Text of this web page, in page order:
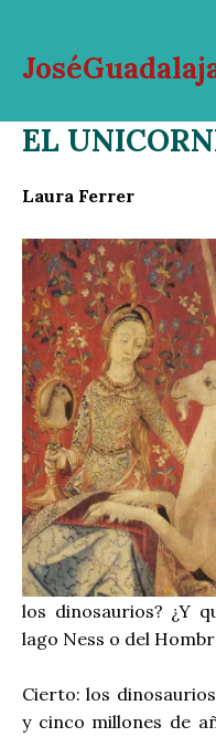
contenido
EL
Laura Ferrer
los dinosaurios? ¿Y
lago Ness o del
Cierto: los
y cinco millones de